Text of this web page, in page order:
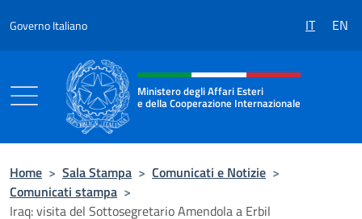
Governo Italiano IT EN
Intestazione sito, social e menù
Ministero degli Affari Esteri
e della Cooperazione Internazionale
Home > Sala Stampa > Comunicati e Notizie >
Comunicati stampa >
Iraq: visita del Sottosegretario Amendola a Erbil